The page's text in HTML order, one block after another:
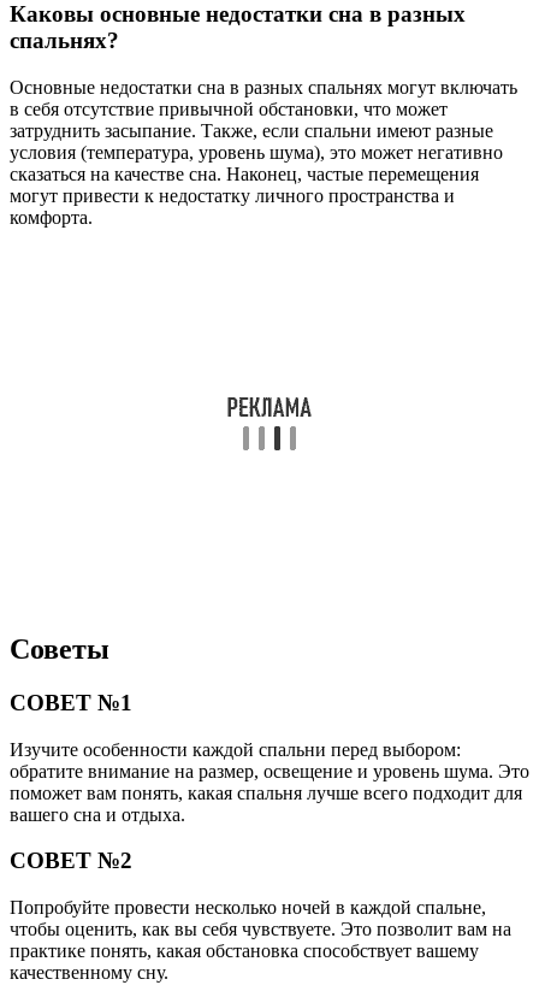
Каковы основные недостатки сна в разных
спальнях?
Основные недостатки сна в разных спальнях могут включать
в себя отсутствие привычной обстановки, что может
затруднить засыпание. Также, если спальни имеют разные
условия (температура, уровень шума), это может негативно
сказаться на качестве сна. Наконец, частые перемещения
могут привести к недостатку личного пространства и
комфорта.
Советы
СОВЕТ №1
Изучите особенности каждой спальни перед выбором:
обратите внимание на размер, освещение и уровень шума. Это
поможет вам понять, какая спальня лучше всего подходит для
вашего сна и отдыха.
СОВЕТ №2
Попробуйте провести несколько ночей в каждой спальне,
чтобы оценить, как вы себя чувствуете. Это позволит вам на
практике понять, какая обстановка способствует вашему
качественному сну.